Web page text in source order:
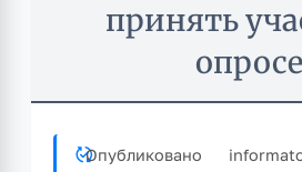
принять
опросе
Опубликовано